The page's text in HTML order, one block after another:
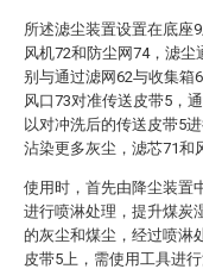
所述滤尘装置设置在底座
风机72和防尘网74，滤尘
别与通过滤网62与收集箱
风口73对准传送皮带5，
以对冲洗后的传送皮带5
沾染更多灰尘，滤芯71和
使用时，首先由降尘装置
进行喷淋处理，提升煤炭
的灰尘和煤尘，经过喷淋
皮带5上，需使用工具进